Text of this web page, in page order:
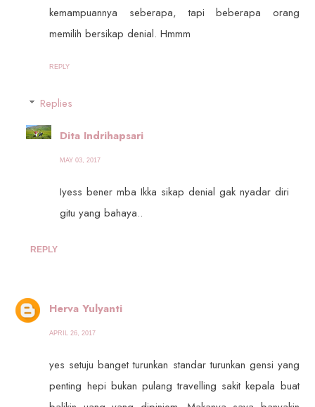
kemampuannya seberapa, tapi beberapa orang
memilih bersikap denial. Hmmm
REPLY
Replies
Dita Indrihapsari
MAY 03, 2017
Iyess bener mba Ikka sikap denial gak nyadar diri
gitu yang bahaya..
REPLY
Herva Yulyanti
APRIL 26, 2017
yes setuju banget turunkan standar turunkan gensi yang
penting hepi bukan pulang travelling sakit kepala buat